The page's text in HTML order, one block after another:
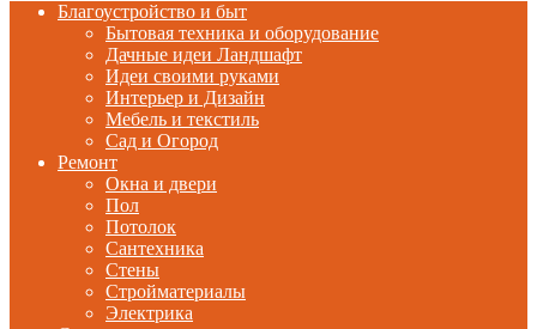
Благоустройство и быт
Бытовая техника и оборудование
Дачные идеи Ландшафт
Идеи своими руками
Интерьер и Дизайн
Мебель и текстиль
Сад и Огород
Ремонт
Окна и двери
Пол
Потолок
Сантехника
Стены
Стройматериалы
Электрика